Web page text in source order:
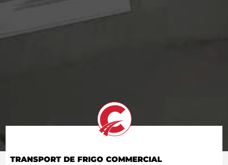
TRANSPORT DE FRIGO COMMERCIAL